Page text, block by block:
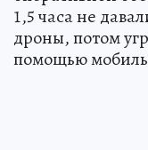
1,5 часа не
дроны, потом
помощью